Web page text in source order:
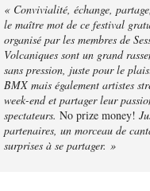
« Convivialité, échange,
le maître mot de ce festival
organisé par les membres de
Volcaniques sont un grand
sans pression, juste pour le
BMX mais également artistes
week-end et partager leur
spectateurs. No prize money!
partenaires, un morceau de
surprises à se partager. »